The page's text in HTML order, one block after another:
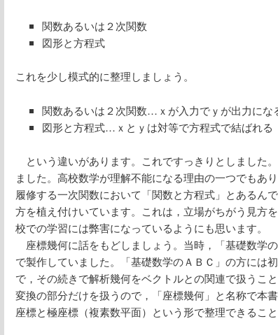
関数あるいは２次関数
図形と方程式
これを少し模式的に整理しましょう。
関数あるいは２次関数…ｘが入力でｙが出力にな
図形と方程式…ｘとｙは対等で方程式で結ばれる
という違いがあります。これですっきりとしました
ました。高校数学が理解不能になる理由の一つでもあ
履修する一次関数において「関数と方程式」とあるん
方を植え付けいています。これは，立場がちがう見方
校での学習には弊害になっているようにも思います。
座標幾何に話をもどしましょう。当時，「基礎数学
で製作していました。「基礎数学のＡＢＣ」の方には
で，その続きで解析幾何をベクトルとの関連で扱うこ
変換の部分だけを扱うので，「座標幾何」と名称で本
座標と極座標（複素数平面）という形で整理できること